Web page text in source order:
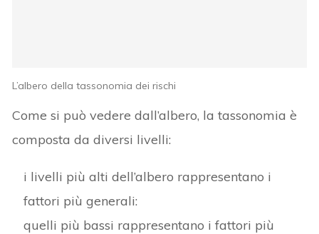
L’albero della tassonomia dei rischi
Come si può vedere dall’albero, la tassonomia è
composta da diversi livelli:
i livelli più alti dell’albero rappresentano i
fattori più generali:
quelli più bassi rappresentano i fattori più